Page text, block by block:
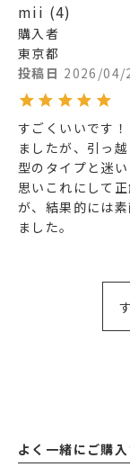
mii 4
購入者
東京都
投稿日 2026/04/
すごくいいです
ましたが、引っ
型のタイプと迷
思いこれにして
が、結果的には
ました。
よく一緒にご購